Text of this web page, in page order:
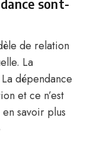
sont-
de relation
La
dépendance
et ce n’est
savoir plus